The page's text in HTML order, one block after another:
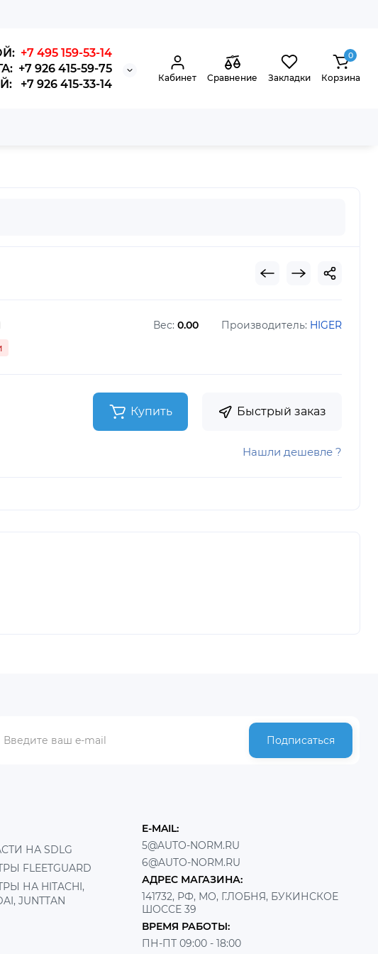
+7 495 159-53-14
+7 926 415-59-75
+7 926 415-33-14
Кабинет Сравнение Закладки
0
Корзина
Производитель: HIGER
Вес:0.00
Купить Быстрый заказ
Нашли дешевле ?
Подписаться
НА SDLG
FLEETGUARD
НА HITACHI,
JUNTTAN
E-MAIL:
5@AUTO-NORM.RU
6@AUTO-NORM.RU
АДРЕС МАГАЗИНА:
141732, РФ, МО, Г.ЛОБНЯ, БУКИНСКОЕ
ШОССЕ 39
ВРЕМЯ РАБОТЫ:
ПН-ПТ 09:00 - 18:00